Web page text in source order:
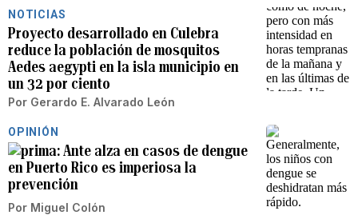
NOTICIAS
Proyecto desarrollado en Culebra
reduce la población de mosquitos
Aedes aegypti en la isla municipio en
un 32 por ciento
Por Gerardo E. Alvarado León
OPINIÓN
Ante alza en casos de dengue
en Puerto Rico es imperiosa la
prevención
Por Miguel Colón